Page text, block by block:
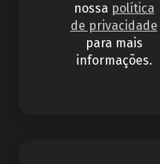
nossa política
de privacidade
para mais
informações.